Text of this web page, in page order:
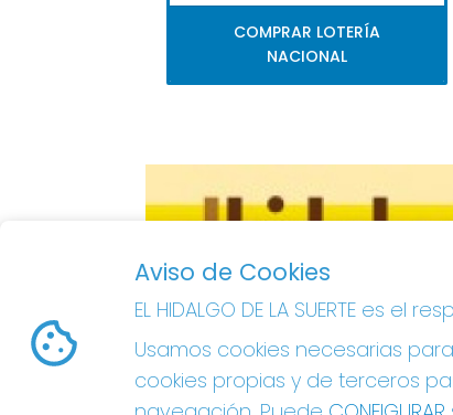
COMPRAR LOTERÍA
NACIONAL
Aviso de Cookies
EL HIDALGO DE LA SUERTE es
Usamos cookies necesarias
cookies propias y de terceros